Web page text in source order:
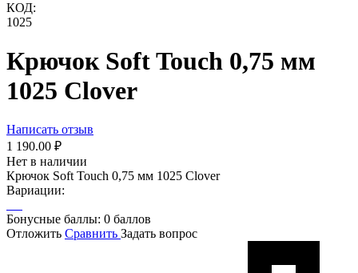
КОД:
1025
Крючок Soft Touch 0,75 мм
1025 Clover
Написать отзыв
1 190.00 ₽
Нет в наличии
Крючок Soft Touch 0,75 мм 1025 Clover
Вариации:
Бонусные баллы: 0 баллов
Отложить Сравнить Задать вопрос